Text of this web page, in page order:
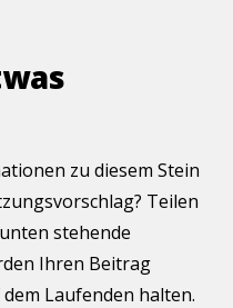
zu diesem Stein
Teilen
stehende
Ihren Beitrag
Laufenden halten.